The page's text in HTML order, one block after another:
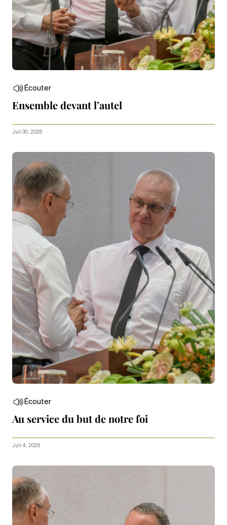
Écouter
Ensemble devant l’autel
Juli 30, 2026
Écouter
Au service du but de notre foi
Juli 4, 2026